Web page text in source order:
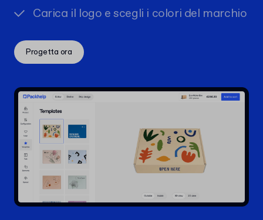
Carica il logo e scegli i colori del marchio
Progetta ora